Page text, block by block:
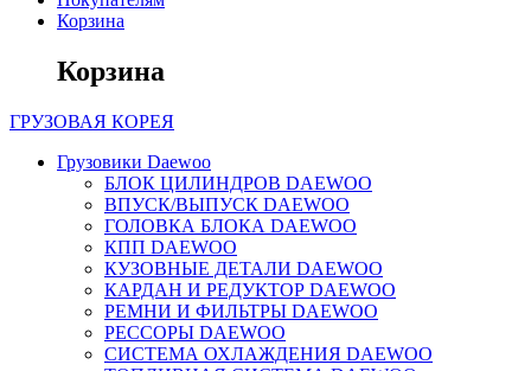
Корзина
Корзина
ГРУЗОВАЯ КОРЕЯ
Грузовики Daewoo
БЛОК ЦИЛИНДРОВ DAEWOO
ВПУСК/ВЫПУСК DAEWOO
ГОЛОВКА БЛОКА DAEWOO
КПП DAEWOO
КУЗОВНЫЕ ДЕТАЛИ DAEWOO
КАРДАН И РЕДУКТОР DAEWOO
РЕМНИ И ФИЛЬТРЫ DAEWOO
РЕССОРЫ DAEWOO
СИСТЕМА ОХЛАЖДЕНИЯ DAEWOO